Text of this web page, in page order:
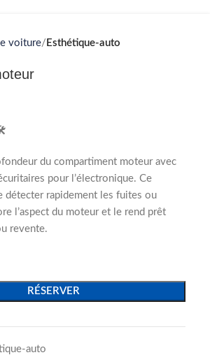
voiture Esthétique-auto
du compartiment moteur avec
pour l’électronique. Ce
détecter rapidement les fuites ou
l’aspect du moteur et le rend prêt
revente.
RÉSERVER
auto